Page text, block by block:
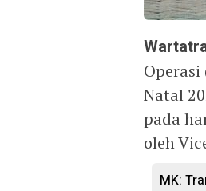
Natal
pada
oleh
MK: